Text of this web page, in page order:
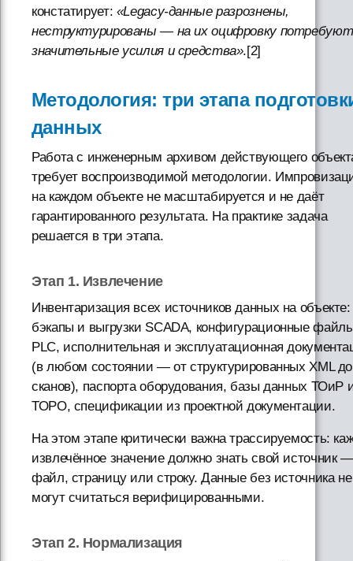
констатирует: «Legacy-данные разрознены,
неструктурированы — на их оцифровку
значительные усилия и средства».[2]
Методология: три этапа
данных
Работа с инженерным архивом действующего
требует воспроизводимой методологии.
на каждом объекте не масштабируется и не даёт
гарантированного результата. На практике задача
решается в три этапа.
Этап 1. Извлечение
Инвентаризация всех источников данных на объекте:
бэкапы и выгрузки SCADA, конфигурационные
PLC, исполнительная и эксплуатационная
(в любом состоянии — от структурированных XML до
сканов), паспорта оборудования, базы данных ТОиР
ТОРО, спецификации из проектной документации.
На этом этапе критически важна трассируемость:
извлечённое значение должно знать свой источник —
файл, страницу или строку. Данные без источника не
могут считаться верифицированными.
Этап 2. Нормализация